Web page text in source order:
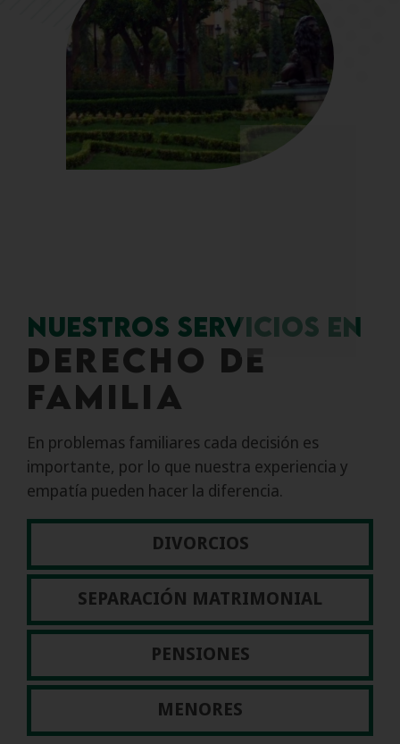
Nuestros servicios en
Derecho de
Familia
En problemas familiares cada decisión es
importante, por lo que nuestra experiencia y
empatía pueden hacer la diferencia.
DIVORCIOS
SEPARACIÓN MATRIMONIAL
PENSIONES
MENORES